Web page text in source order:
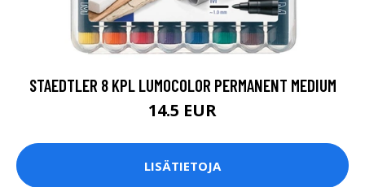
STAEDTLER 8 KPL LUMOCOLOR PERMANENT MEDIUM
14.5 EUR
LISÄTIETOJA